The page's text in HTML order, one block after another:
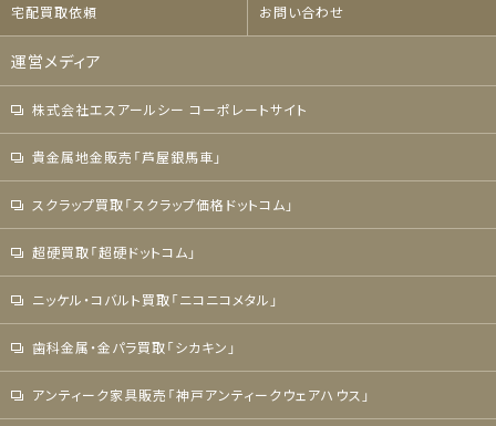
宅配買取依頼 お問い合わせ
運営メディア
株式会社エスアールシー コーポレートサイト
貴金属地金販売「芦屋銀馬車」
スクラップ買取「スクラップ価格ドットコム」
超硬買取「超硬ドットコム」
ニッケル・コバルト買取「ニコニコメタル」
歯科金属・金パラ買取「シカキン」
アンティーク家具販売「神戸アンティークウェアハウス」